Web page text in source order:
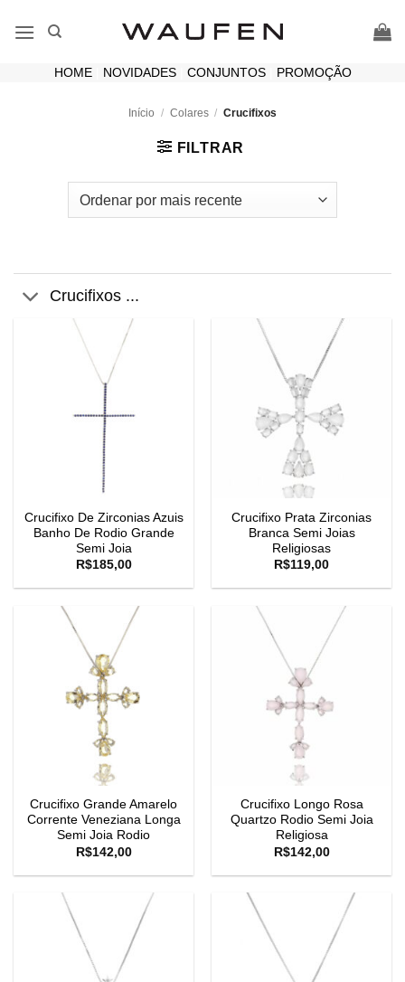
HOME| NOVIDADES| CONJUNTOS| PROMOÇÃO
Início / Colares / Crucifixos
FILTRAR
Crucifixos ...
Crucifixo De Zirconias Azuis
Banho De Rodio Grande
Semi Joia
R$185,00
Crucifixo Prata Zirconias
Branca Semi Joias
Religiosas
R$119,00
Crucifixo Grande Amarelo
Corrente Veneziana Longa
Semi Joia Rodio
R$142,00
Crucifixo Longo Rosa
Quartzo Rodio Semi Joia
Religiosa
R$142,00